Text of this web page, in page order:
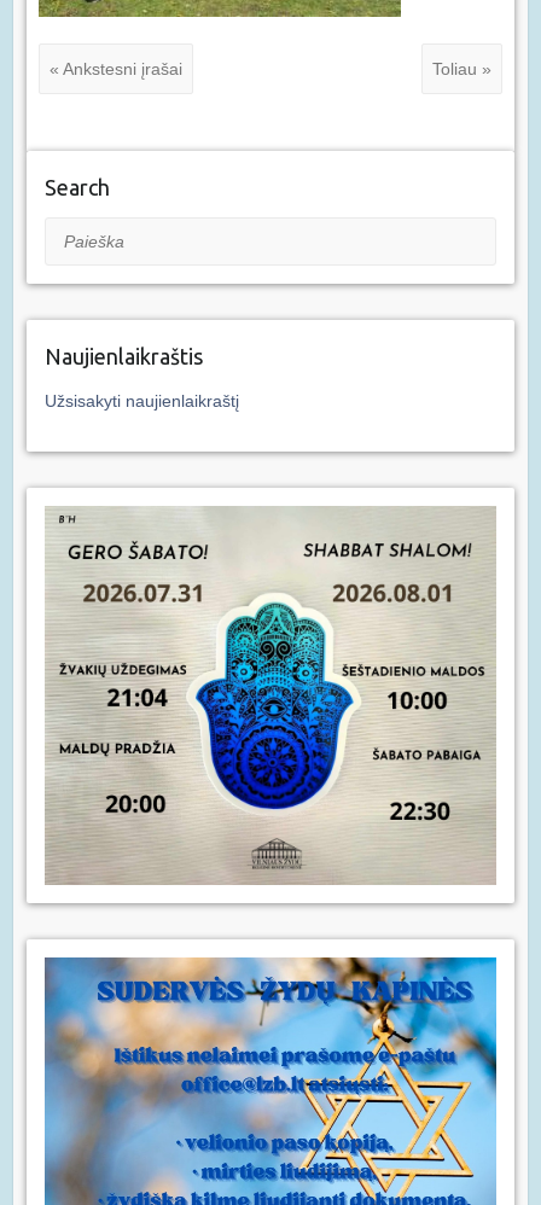
« Ankstesni įrašai Toliau »
Search
Paieška
Naujienlaikraštis
Užsisakyti naujienlaikraštį